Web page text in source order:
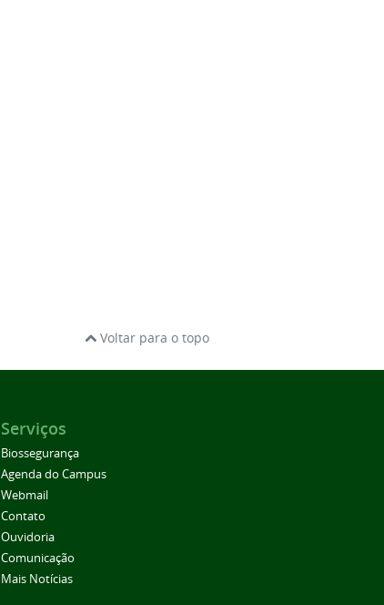
Voltar para o topo
Serviços
Biossegurança
Agenda do Campus
Webmail
Contato
Ouvidoria
Comunicação
Mais Notícias